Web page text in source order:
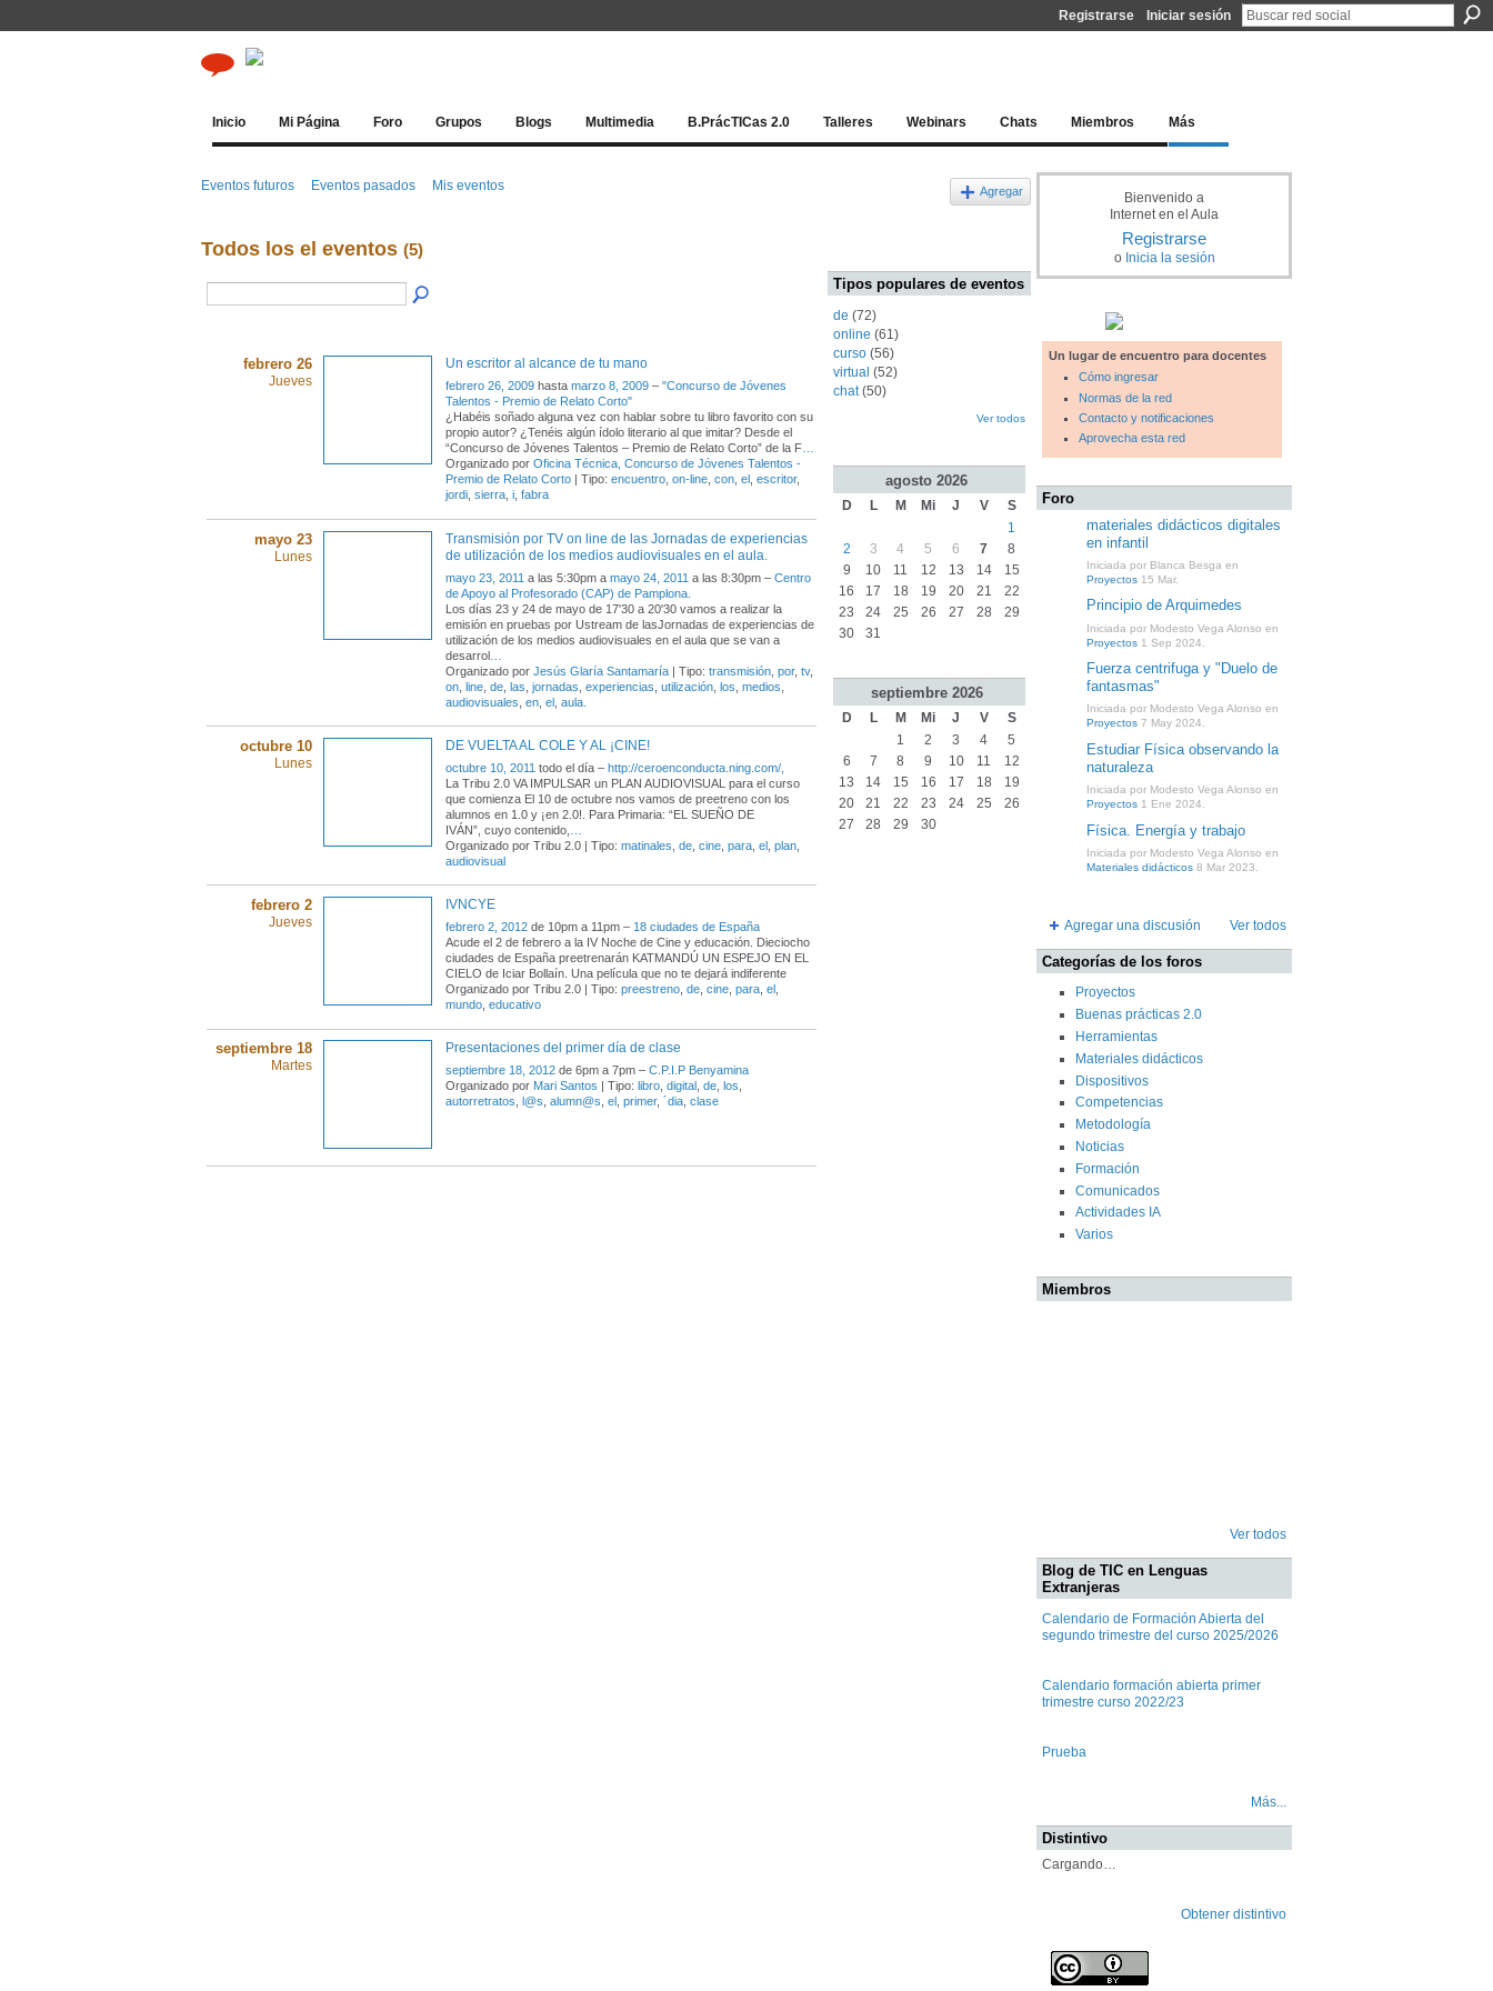
Registrarse Iniciar sesión
Inicio Mi Página Foro Grupos Blogs Multimedia B.PrácTICas 2.0 Talleres Webinars Chats Miembros Más
Eventos futuros Eventos pasados Mis eventos Agregar
Todos los el eventos (5)
febrero 26
Jueves
Un escritor al alcance de tu mano
febrero 26, 2009 hasta marzo 8, 2009 – "Concurso de Jóvenes
Talentos - Premio de Relato Corto"
¿Habéis soñado alguna vez con hablar sobre tu libro favorito con su
propio autor? ¿Tenéis algún ídolo literario al que imitar? Desde el
“Concurso de Jóvenes Talentos – Premio de Relato Corto” de la F…
Organizado por Oficina Técnica, Concurso de Jóvenes Talentos -
Premio de Relato Corto | Tipo: encuentro, on-line, con, el , escritor,
jordi, sierra, i, fabra
mayo 23
Lunes
Transmisión por TV on line de las Jornadas de experiencias
de utilización de los medios audiovisuales en el aula.
mayo 23, 2011 a las 5:30pm a mayo 24, 2011 a las 8:30pm – Centro
de Apoyo al Profesorado (CAP) de Pamplona.
Los días 23 y 24 de mayo de 17'30 a 20'30 vamos a realizar la
emisión en pruebas por Ustream de lasJornadas de experiencias de
utilización de los medios audiovisuales en el aula que se van a
desarrol
Organizado por Jesús Glaría Santamaría | Tipo: transmisión por, tv,
on line de las jornadas experiencias utilización los medios
audiovisuales en el aula.
octubre 10
Lunes
DE VUELTA AL COLE Y AL ¡CINE!
octubre 10, 2011 todo el día – http://ceroenconducta.ning.com/,
La Tribu 2.0 VA IMPULSAR un PLAN AUDIOVISUAL para el curso
que comienza El 10 de octubre nos vamos de preetreno con los
alumnos en 1.0 y ¡en 2.0!. Para Primaria: “EL SUEÑO DE
IVÁN”, cuyo contenido,
Organizado por Tribu 2.0 | Tipo: matinales de cine para el plan
audiovisual
febrero 2
Jueves
IVNCYE
febrero 2, 2012 de 10pm a 11pm – 18 ciudades de España
Acude el 2 de febrero a la IV Noche de Cine y educación. Dieciocho
ciudades de España preetrenarán KATMANDÚ UN ESPEJO EN EL
CIELO de Iciar Bollaín. Una película que no te dejará indiferente
Organizado por Tribu 2.0 | Tipo: preestreno de cine para el
mundo educativo
septiembre 18
Martes
Presentaciones del primer día de clase
septiembre 18, 2012 de 6pm a 7pm – C.P.I.P Benyamina
Organizado por Mari Santos | Tipo: libro digital de los
autorretratos l@s alumn@s el primer, ´dia clase
Tipos populares de eventos
de (72)
online (61)
curso (56)
virtual (52)
chat(50)
Ver todos
agosto 2026
D L M Mi J V
S
1
2
3 4 5 6 7
8
9
10 11 12 13 14
15
16
17 18 19 20 21
22
23
24 25 26 27 28
29
30
31
septiembre 2026
D L M Mi J V
S
1
2 3 4
5
6
7 8 9 10 11
12
13
14 15 16 17 18
19
20
21 22 23 24 25
26
27
28 29 30
Bienvenido a
Internet en el Aula
Registrarse
o Inicia la sesión
Un lugar de encuentro para docentes
Cómo ingresar
Normas de la red
Contacto y notificaciones
Aprovecha esta red
Foro
materiales didácticos digitales
en infantil
Iniciada por Blanca Besga en
Proyectos 15 Mar.
Principio de Arquimedes
Iniciada por Modesto Vega Alonso en
Proyectos 1 Sep 2024.
Fuerza centrifuga y "Duelo de
fantasmas"
Iniciada por Modesto Vega Alonso en
Proyectos 7 May 2024.
Estudiar Física observando la
naturaleza
Iniciada por Modesto Vega Alonso en
Proyectos 1 Ene 2024.
Física. Energía y trabajo
Iniciada por Modesto Vega Alonso en
Materiales didácticos 8 Mar 2023.
Agregar una discusión Ver todos
Categorías de los foros
Proyectos
Buenas prácticas 2.0
Herramientas
Materiales didácticos
Dispositivos
Competencias
Metodología
Noticias
Formación
Comunicados
Actividades IA
Varios
Miembros
Ver todos
Blog de TIC en Lenguas
Extranjeras
Calendario de Formación Abierta del
segundo trimestre del curso 2025/2026
Calendario formación abierta primer
trimestre curso 2022/23
Prueba
Más...
Distintivo
Cargando…
Obtener distintivo